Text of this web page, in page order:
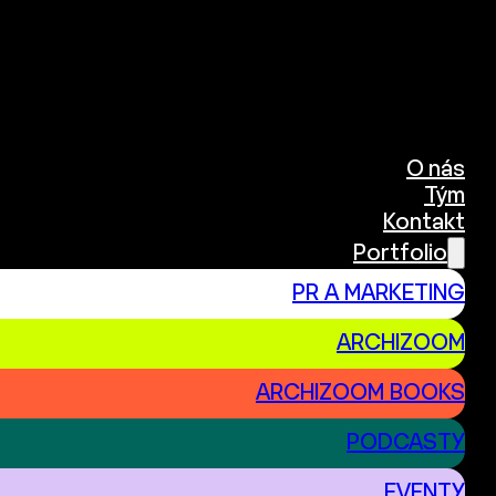
O nás
Tým
Kontakt
Portfolio
PR A MARKETING
ARCHIZOOM
ARCHIZOOM BOOKS
PODCASTY